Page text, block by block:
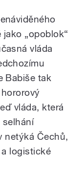
„opoblok“
vláda
Babiše tak
vláda, která
selhání
netýká Čechů,
logistické